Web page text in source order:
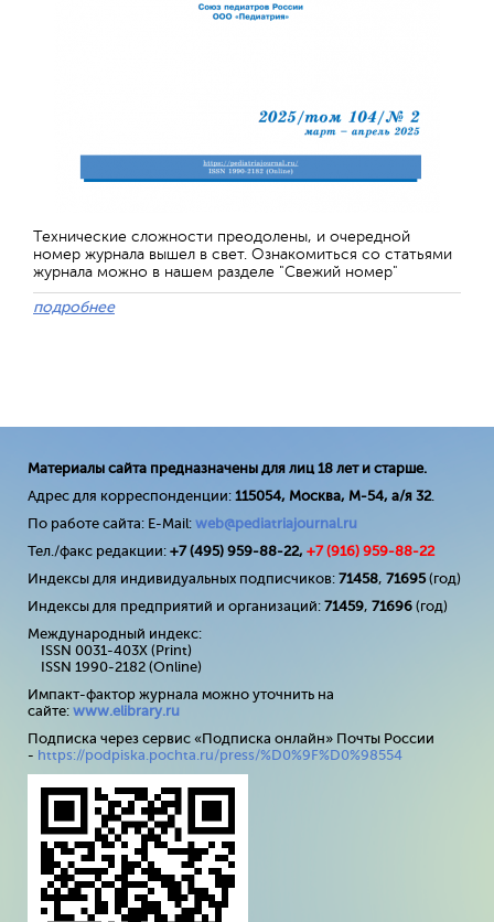
Технические сложности преодолены, и очередной
номер журнала вышел в свет. Ознакомиться со статьями
журнала можно в нашем разделе "Свежий номер"
подробнее
Материалы сайта предназначены для лиц 18 лет и старше.
Адрес для корреспонденции: 115054, Москва, М-54, а/я 32.
По работе сайта: E-Mail: web@pediatriajournal.ru
Тел./факс редакции: +7 (495) 959-88-22, +7 (916) 959-88-22
Индексы для индивидуальных подписчиков: 71458, 71695(год)
Индексы для предприятий и организаций: 71459, 71696 (год)
Международный индекс:
ISSN 0031-403X (Print)
ISSN 1990-2182 (Online)
Импакт-фактор журнала можно уточнить на
сайте: www.elibrary.ru
Подписка через сервис «Подписка онлайн» Почты России
- https://podpiska.pochta.ru/press/%D0%9F%D0%98554